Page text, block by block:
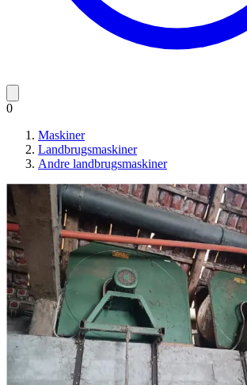
0
Maskiner
Landbrugsmaskiner
Andre landbrugsmaskiner